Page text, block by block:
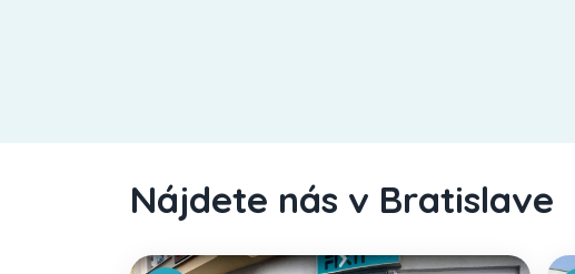
Nájdete nás v Bratislave